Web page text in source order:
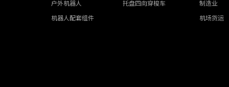
户外机器人
托盘四向穿梭车
机器人配套组件
制造业
机场货运